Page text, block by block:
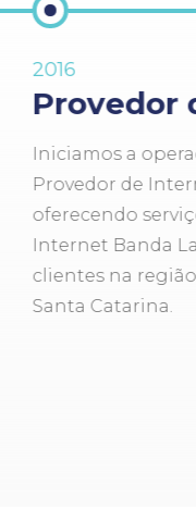
2016
Provedor
Iniciamos a
Provedor de
oferecendo
Internet Banda
clientes na
Santa Catarina.